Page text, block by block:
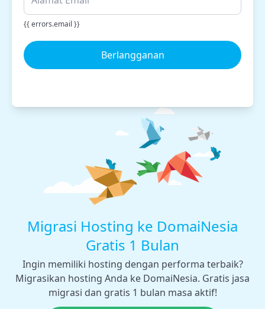
{{ errors.email }}
Berlangganan
Migrasi Hosting ke DomaiNesia
Gratis 1 Bulan
Ingin memiliki hosting dengan performa terbaik?
Migrasikan hosting Anda ke DomaiNesia. Gratis jasa
migrasi dan gratis 1 bulan masa aktif!